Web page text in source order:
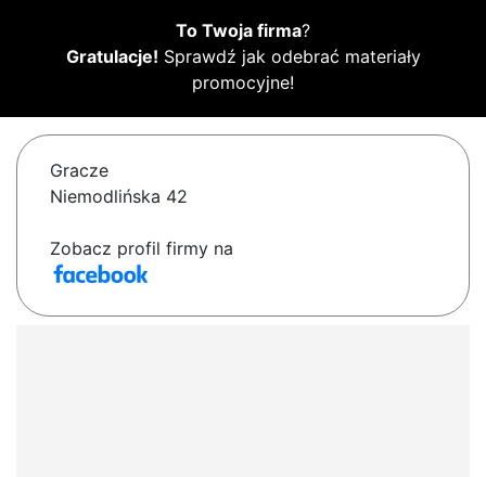
To Twoja firma?
Gratulacje! Sprawdź jak odebrać materiały
promocyjne!
Gracze
Niemodlińska 42
Zobacz profil firmy na